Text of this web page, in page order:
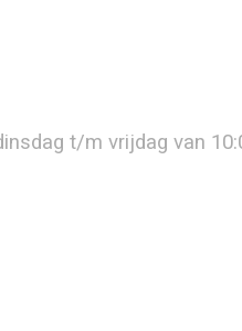
t/m vrijdag van